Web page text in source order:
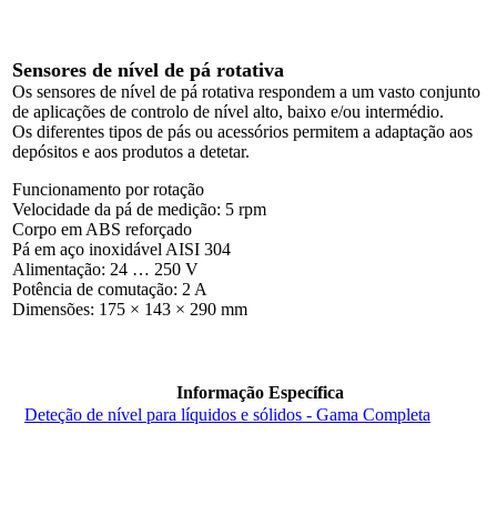
Sensores de nível de pá rotativa
Os sensores de nível de pá rotativa respondem a um vasto conjunto
de aplicações de controlo de nível alto, baixo e/ou intermédio.
Os diferentes tipos de pás ou acessórios permitem a adaptação aos
depósitos e aos produtos a detetar.
Funcionamento por rotação
Velocidade da pá de medição: 5 rpm
Corpo em ABS reforçado
Pá em aço inoxidável AISI 304
Alimentação: 24 … 250 V
Potência de comutação: 2 A
Dimensões: 175 × 143 × 290 mm
Informação Específica
Deteção de nível para líquidos e sólidos - Gama Completa